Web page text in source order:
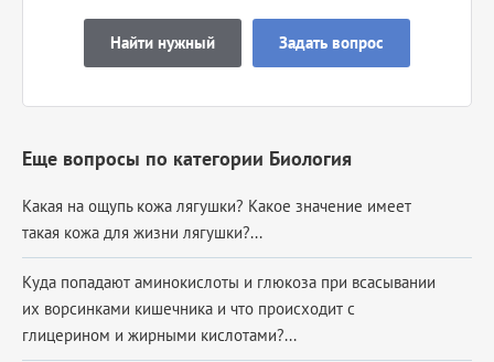
Найти нужный Задать вопрос
Еще вопросы по категории Биология
Какая на ощупь кожа лягушки? Какое значение имеет
такая кожа для жизни лягушки?...
Куда попадают аминокислоты и глюкоза при всасывании
их ворсинками кишечника и что происходит с
глицерином и жирными кислотами?...